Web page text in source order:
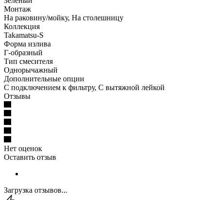
Монтаж
На раковину/мойку, На столешницу
Коллекция
Takamatsu-S
Форма излива
Г-образный
Тип смесителя
Однорычажный
Дополнительные опции
С подключением к фильтру, С вытяжной лейкой
Отзывы
Нет оценок
Оставить отзыв
Загрузка отзывов...